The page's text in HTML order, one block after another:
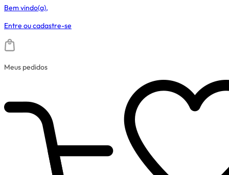
Bem vindo(a),
Entre oucadastre-se
Meus pedidos